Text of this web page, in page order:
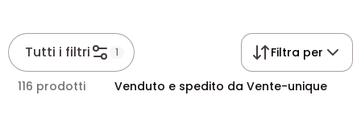
Tutti i filtri 1 Filtra per
116 prodotti Venduto e spedito da Vente-unique